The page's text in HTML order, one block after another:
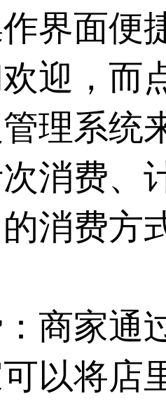
界面便
迎，而
理系统
消费、
消费方
商家通
以将店